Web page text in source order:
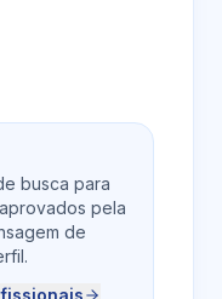
busca para
pela
de